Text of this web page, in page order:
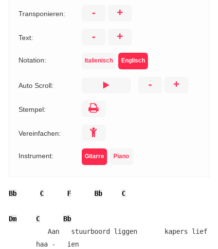
Transponieren: - +
Text: - +
Notation: Italienisch Englisch
Auto Scroll: - +
Stempel:
Vereinfachen:
Instrument: Gitarre Piano
Bb C F Bb C
Dm C
Bb
Aan   stuurboord liggen       kapers lief
       haa -   ien